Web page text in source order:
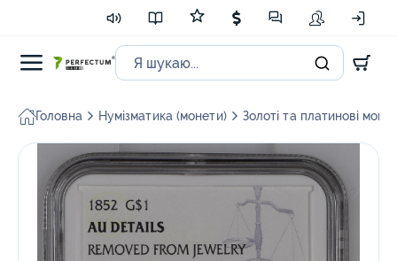
Головна Нумізматика (монети) Золоті та платинові